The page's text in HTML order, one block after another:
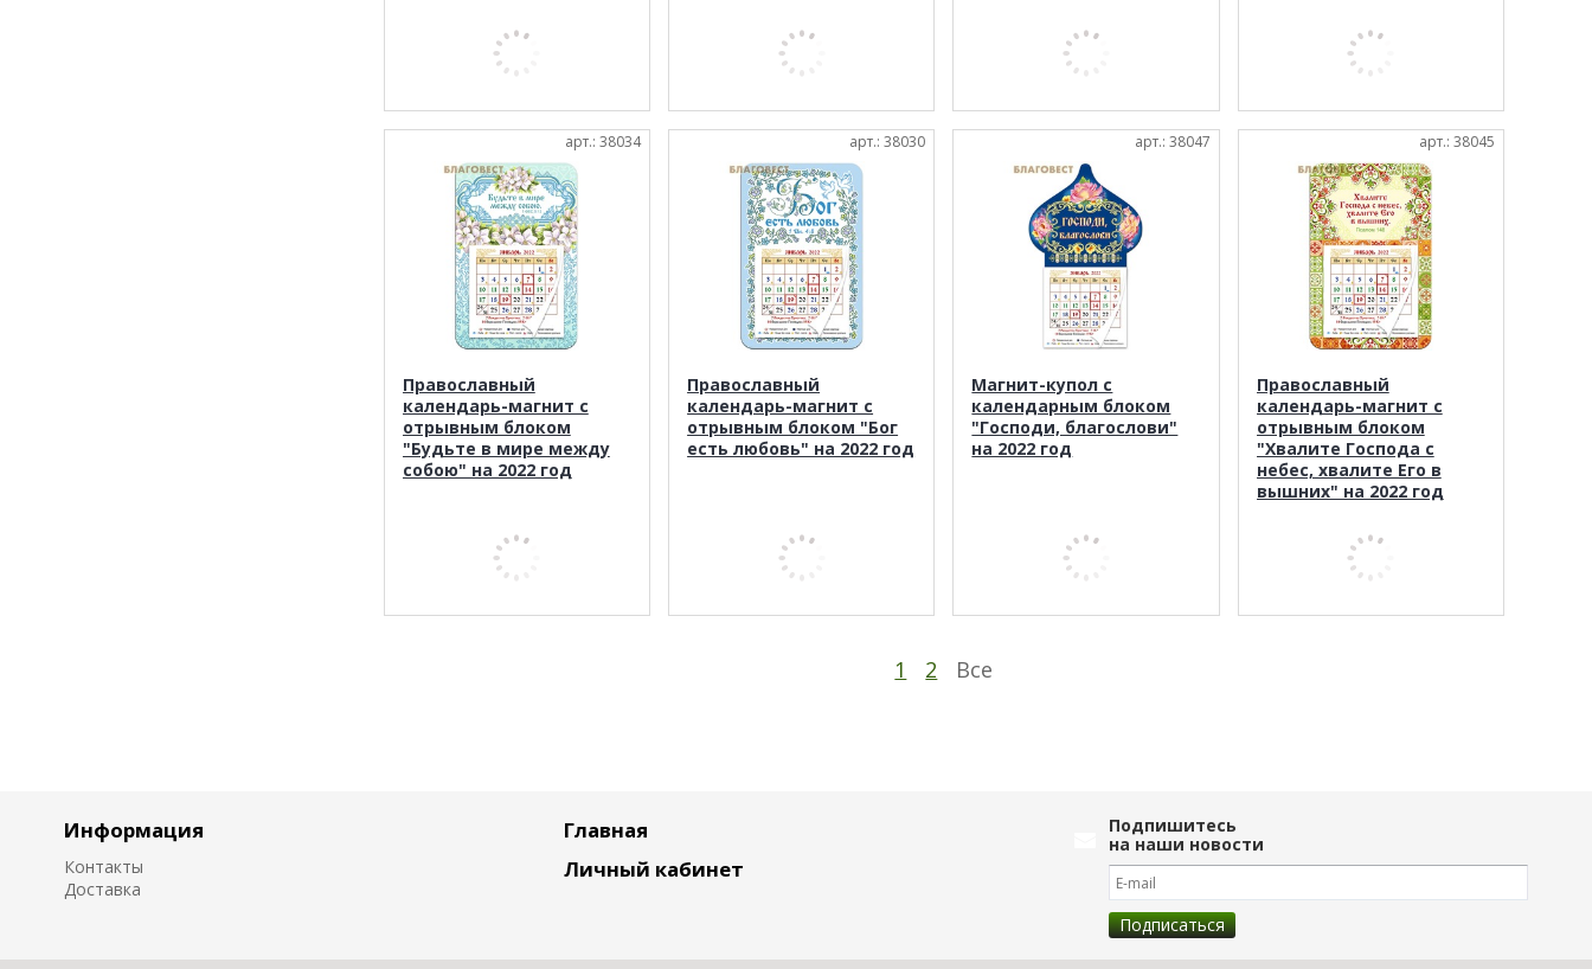
арт.: 38034
Православный
календарь-магнит с
отрывным блоком
"Будьте в мире между
собою" на 2022 год
арт.: 38030
Православный
календарь-магнит с
отрывным блоком "Бог
есть любовь" на 2022 год
арт.: 38047
Магнит-купол с
календарным блоком
"Господи, благослови"
на 2022 год
арт.: 38045
Православный
календарь-магнит с
отрывным блоком
"Хвалите Господа с
небес, хвалите Его в
вышних" на 2022 год
1 2 Все
Информация
Контакты
Доставка
Главная
Личный кабинет
Подпишитесь
на наши новости